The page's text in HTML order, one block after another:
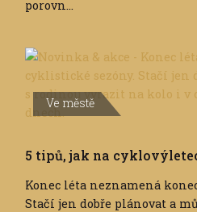
porovn...
Ve městě
5 tipů, jak na
Konec léta neznamená
Stačí jen dobře plánovat a